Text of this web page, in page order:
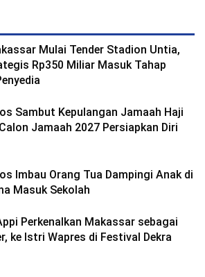
Mulai Tender Stadion Untia,
Rp350 Miliar Masuk Tahap
Sambut Kepulangan Jamaah Haji
Jamaah 2027 Persiapkan Diri
Imbau Orang Tua Dampingi Anak di
Masuk Sekolah
Perkenalkan Makassar sebagai
ke Istri Wapres di Festival Dekra